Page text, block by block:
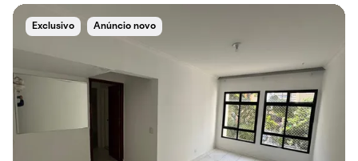
Exclusivo Anúncio novo